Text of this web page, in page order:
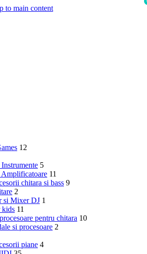
to main content
12
5
Amplificatoare 11
chitara si bass 9
2
si Mixer DJ 1
kids 11
pentru chitara 10
si procesoare 2
piane 4